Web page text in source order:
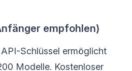
empfohlen)
API-Schlüssel ermöglicht
Modelle. Kostenloser